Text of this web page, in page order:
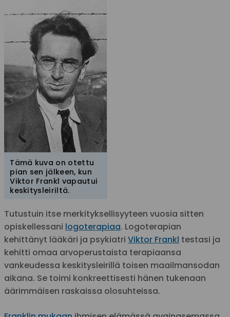
Tämä kuva on otettu
pian sen jälkeen, kun
Viktor Frankl vapautui
keskitysleiriltä.
Tutustuin itse merkityksellisyyteen vuosia sitten
opiskellessani logoterapiaa. Logoterapian
kehittänyt lääkäri ja psykiatri Viktor Frankl testasi ja
kehitti omaa arvoperustaista terapiaansa
vankeudessa keskitysleirillä toisen maailmansodan
aikana. Se toimi konkreettisesti hänen tukenaan
äärimmäisen raskaissa olosuhteissa.